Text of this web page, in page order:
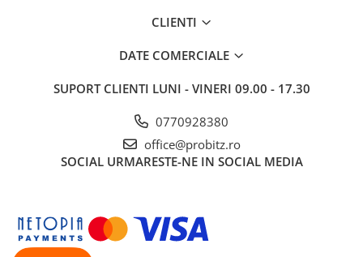
CLIENTI
DATE COMERCIALE
SUPORT CLIENTI LUNI - VINERI 09.00 - 17.30
0770928380
office@probitz.ro
SOCIAL URMARESTE-NE IN SOCIAL MEDIA